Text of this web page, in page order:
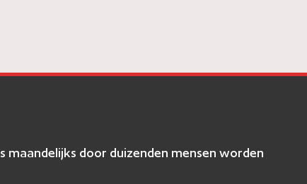
maandelijks door duizenden mensen worden